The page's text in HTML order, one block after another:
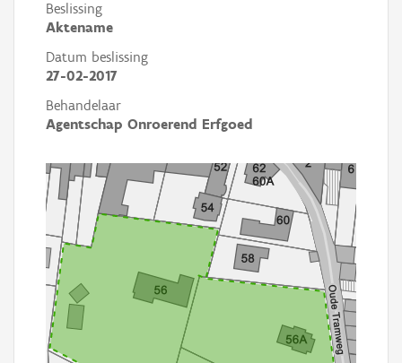
Beslissing
Aktename
Datum beslissing
27-02-2017
Behandelaar
Agentschap Onroerend Erfgoed